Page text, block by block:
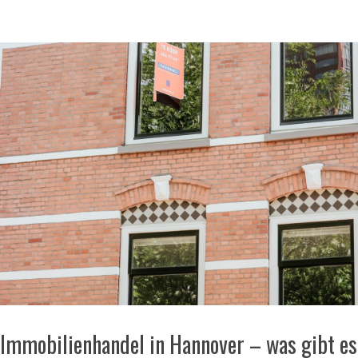
Immobilienhandel in Hannover – was gibt